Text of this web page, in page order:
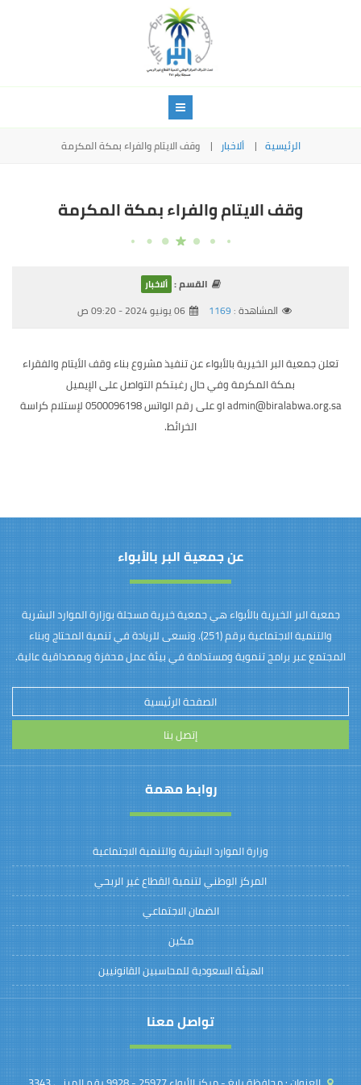
الرئيسية ألاخبار وقف الايتام والفراء بمكة المكرمة
وقف الايتام والفراء بمكة المكرمة
القسم : ألاخبار
المشاهدة :1169 06 يونيو 2024 - 09:20 ص
تعلن جمعية البر الخيرية بالأبواء عن تنفيذ مشروع بناء وقف الأيتام والفقراء
بمكة المكرمة وفي حال رغبتكم التواصل على الإيميل
admin@biralabwa.org.sa
او على رقم الواتس 0500096198 لإستلام كراسة
الخرائط.
عن جمعية البر بالأبواء
جمعية البر الخيرية بالأبواء هي جمعية خيرية مسجلة بوزارة الموارد البشرية
والتنمية الاجتماعية برقم (251). وتسعى للريادة في تنمية المحتاج وبناء
المجتمع عبر برامج تنموية ومستدامة في بيئة عمل محفزة وبمصداقية عالية.
الصفحة الرئيسية
إتصل بنا
روابط مهمة
وزارة الموارد البشرية والتنمية الاجتماعية
المركز الوطني لتنمية القطاع غير الربحي
الضمان الاجتماعي
مكين
الهيئة السعودية للمحاسبين القانونيين
تواصل معنا